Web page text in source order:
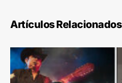
Artículos Relacionados